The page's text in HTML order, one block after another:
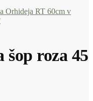
Orhideja RT 60cm v
roza 45